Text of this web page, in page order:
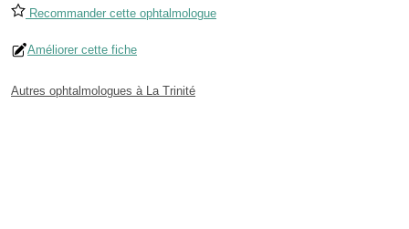
Recommander cette ophtalmologue
Améliorer cette fiche
Autres ophtalmologues à La Trinité